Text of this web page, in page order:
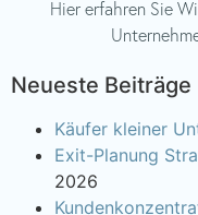
Hier erfahren Sie
Neueste Beiträge
Käufer kleiner
Exit-Planung
2026